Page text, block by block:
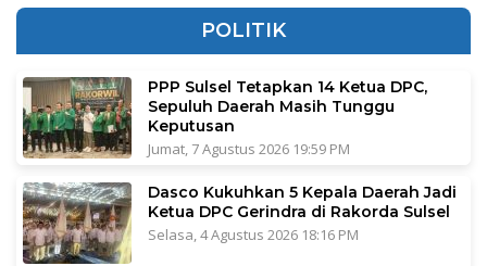
POLITIK
PPP Sulsel Tetapkan 14 Ketua DPC,
Sepuluh Daerah Masih Tunggu
Keputusan
Jumat, 7 Agustus 2026 19:59 PM
Dasco Kukuhkan 5 Kepala Daerah Jadi
Ketua DPC Gerindra di Rakorda Sulsel
Selasa, 4 Agustus 2026 18:16 PM